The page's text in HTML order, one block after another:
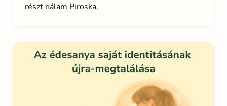
részt nálam Piroska.